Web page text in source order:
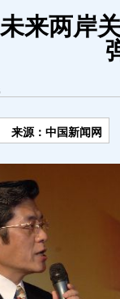
来两岸
来源：中国新闻网